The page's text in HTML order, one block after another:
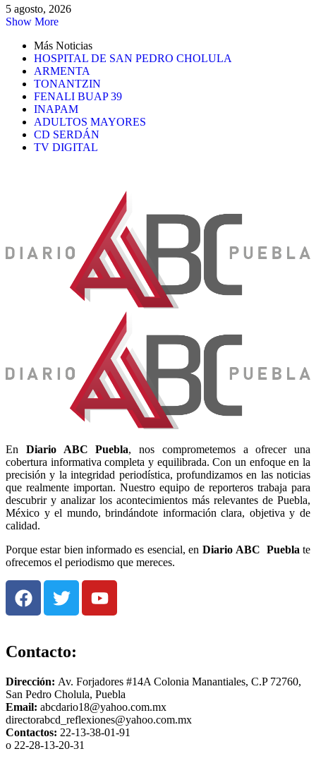
5 agosto, 2026
Show More
Más Noticias
HOSPITAL DE SAN PEDRO CHOLULA
ARMENTA
TONANTZIN
FENALI BUAP 39
INAPAM
ADULTOS MAYORES
CD SERDÁN
TV DIGITAL
En Diario ABC Puebla, nos comprometemos a ofrecer una
cobertura informativa completa y equilibrada. Con un enfoque en la
precisión y la integridad periodística, profundizamos en las noticias
que realmente importan. Nuestro equipo de reporteros trabaja para
descubrir y analizar los acontecimientos más relevantes de Puebla,
México y el mundo, brindándote información clara, objetiva y de
calidad.
Porque estar bien informado es esencial, en Diario ABC Pueblate
ofrecemos el periodismo que mereces.
Contacto:
Dirección: Av. Forjadores #14A Colonia Manantiales, C.P 72760,
San Pedro Cholula, Puebla
Email: abcdario18@yahoo.com.mx
directorabcd_reflexiones@yahoo.com.mx
Contactos: 22-13-38-01-91
o 22-28-13-20-31